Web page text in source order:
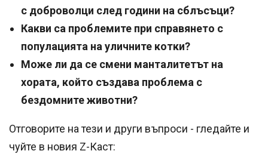
с доброволци след години на сблъсъци?
Какви са проблемите при справянето с
популацията на уличните котки?
Може ли да се смени манталитетът на
хората, който създава проблема с
бездомните животни?
Отговорите на тези и други въпроси - гледайте и
чуйте в новия Z-Каст: